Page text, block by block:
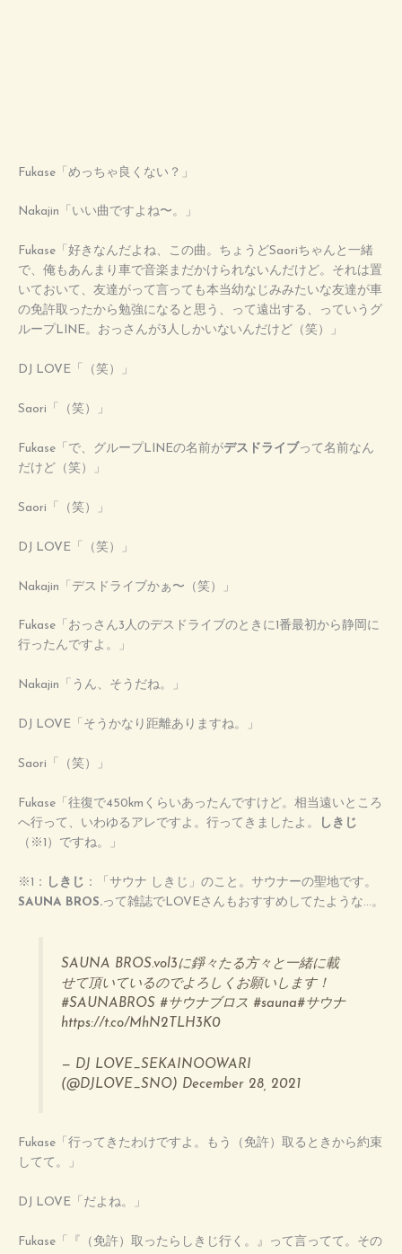
Fukase「めっちゃ良くない？」
Nakajin「いい曲ですよね〜。」
Fukase「好きなんだよね、この曲。ちょうどSaoriちゃんと一緒
で、俺もあんまり車で音楽まだかけられないんだけど。それは置
いておいて、友達がって言っても本当幼なじみみたいな友達が車
の免許取ったから勉強になると思う、って遠出する、っていうグ
ループLINE。おっさんが3人しかいないんだけど（笑）」
DJ LOVE「（笑）」
Saori「（笑）」
Fukase「で、グループLINEの名前がデスドライブ って名前なん
だけど（笑）」
Saori「（笑）」
DJ LOVE「（笑）」
Nakajin「デスドライブかぁ〜（笑）」
Fukase「おっさん3人のデスドライブのときに1番最初から静岡に
行ったんですよ。」
Nakajin「うん、そうだね。」
DJ LOVE「そうかなり距離ありますね。」
Saori「（笑）」
Fukase「往復で450kmくらいあったんですけど。相当遠いところ
へ行って、いわゆるアレですよ。行ってきましたよ。
しきじ
（※1）ですね。」
※1： しきじ ：「サウナ しきじ」のこと。サウナーの聖地です。
SAUNA BROS.って雑誌でLOVEさんもおすすめしてたような…。
SAUNA BROS.vol3に錚々たる方々と一緒に載
せて頂いているのでよろしくお願いします！
#SAUNABROS #サウナブロス #sauna#サウナ
https://t.co/MhN2TLH3K0
— DJ LOVE_SEKAINOOWARI
(@DJLOVE_SNO) December 28, 2021
Fukase「行ってきたわけですよ。もう（免許）取るときから約束
してて。」
DJ LOVE「だよね。」
Fukase「『（免許）取ったらしきじ行く。』って言ってて。その